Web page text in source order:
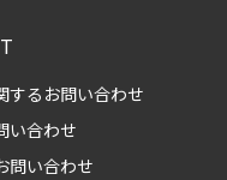
するお問い合わせ
い合わせ
問い合わせ